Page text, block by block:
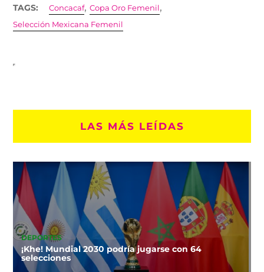
TAGS: Concacaf,Copa Oro Femenil ,
Selección Mexicana Femenil
LAS MÁS LEÍDAS
DEPORTES
¡Khe! Mundial 2030 podría jugarse con 64
selecciones